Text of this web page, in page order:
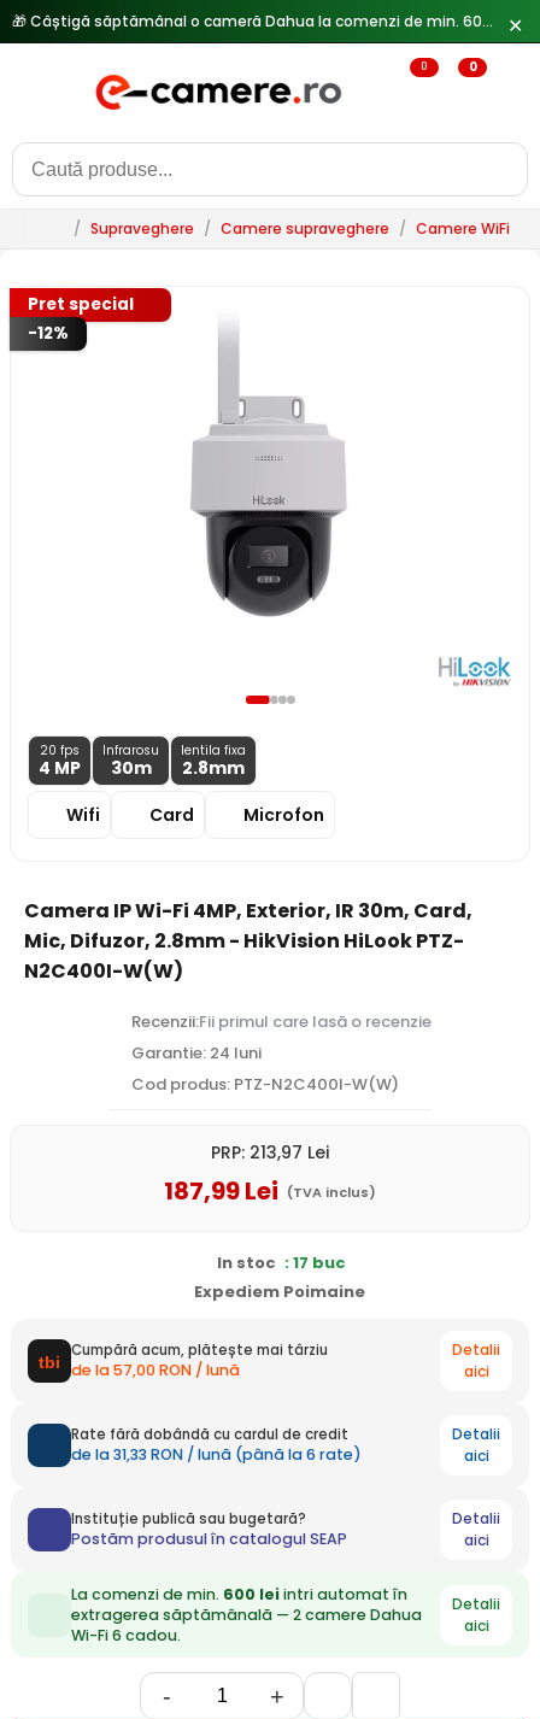
✕
0 0
/ Supraveghere / Camere supraveghere / Camere WiFi &
Pret special
-12%
20 fps
4 MP
Infrarosu
30m
lentila fixa
2.8mm
Wifi
Card Microfon
Camera IP Wi-Fi 4MP, Exterior, IR 30m, Card,
Mic, Difuzor, 2.8mm - HikVision HiLook PTZ-
N2C400I-W(W)
Recenzii:Fii primul care lasă o recenzie
Garantie: 24 luni
Cod produs: PTZ-N2C400I-W(W)
PRP: 213,97 Lei
187,99Lei (TVA inclus)
In stoc : 17 buc
Expediem Poimaine
Cumpără acum, plătește mai târziu
de la 57,00 RON / lună
Detalii
aici
Rate fără dobândă cu cardul de credit
de la 31,33 RON / lună (până la 6 rate)
Detalii
aici
Instituție publică sau bugetară?
Postăm produsul în catalogul SEAP
Detalii
aici
La comenzi de min. 600 leiintri automat în
extragerea săptămânală — 2 camere Dahua
Wi-Fi 6 cadou.
Detalii
aici
- +